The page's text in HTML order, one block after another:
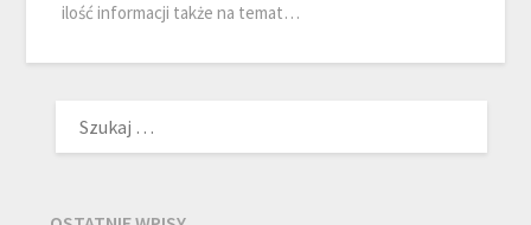
ilość informacji także na temat…